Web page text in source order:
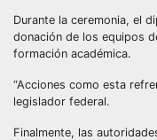
Durante la ceremonia, el
donación de los equipos
formación académica.
“Acciones como esta
legislador federal.
Finalmente, las